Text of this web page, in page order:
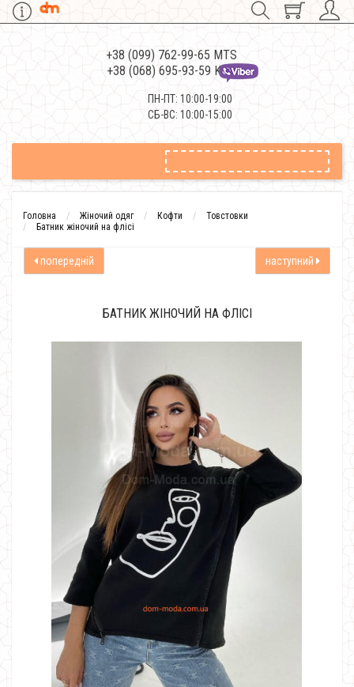
+38 (099) 762-99-65 MTS
+38 (068) 695-93-59 Kievstar
ПН-ПТ: 10:00-19:00
СБ-ВС: 10:00-15:00
Головна Жіночий одяг Кофти
Товстовки
Батник жіночий на флісі
попередній наступний
БАТНИК ЖІНОЧИЙ НА ФЛІСІ